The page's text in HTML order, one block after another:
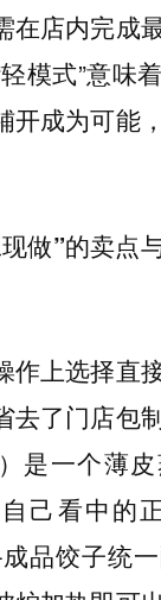
在店内完成
模式”意味
开成为可能
做”的卖点
作上选择直
去了门店包
是一个薄
己看中的
品饺子统一